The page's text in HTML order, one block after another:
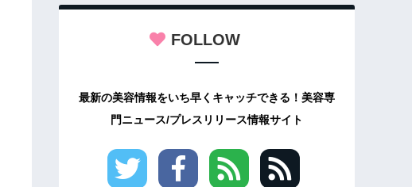
FOLLOW
最新の美容情報をいち早くキャッチできる！美容専
門ニュース/プレスリリース情報サイト